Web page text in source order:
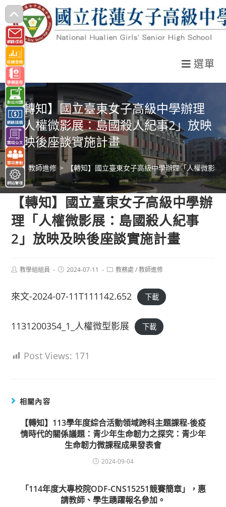
跳
轉
至
主
要
內
容
選單
【轉知】國立臺東女子高級中學辦理
「人權微影展：島國殺人紀事2」放映
及映後座談實施計畫
> 教師進修 > 【轉知】國立臺東女子高級中學辦理「人權微影
【轉知】國立臺東女子高級中學辦
理「人權微影展：島國殺人紀事
2」放映及映後座談實施計畫
Post教學組組員
Post2024-07-11
Post教務處 / 教師進修
來文-2024-07-11T111142.652 下載
1131200354_1_人權微型影展 下載
Post Views: 171
相關內容
【轉知】113學年度綜合活動領域跨科主題課程-後疫
情時代的關係議題：青少年生命韌力之探究：青少年
生命韌力微課程成果發表會
2024-09-04
「114年度大專校院ODF-CNS15251競賽簡章」，惠
請教師、學生踴躍報名參加。